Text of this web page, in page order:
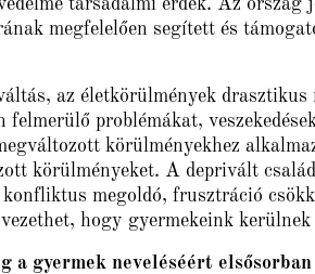
társadalmi érdek. Az ország
megfelelően segített és
az életkörülmények drasztikus
felmerülő problémákat,
körülményekhez
körülményeket. A deprivált
megoldó, frusztráció
hogy gyermekeink kerülnek
a gyermek neveléséért